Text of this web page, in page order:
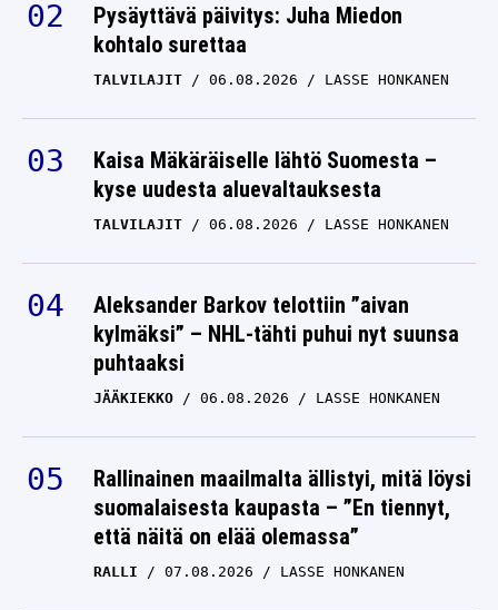
Pysäyttävä päivitys: Juha Miedon
kohtalo surettaa
TALVILAJIT 06.08.2026 LASSE HONKANEN
Kaisa Mäkäräiselle lähtö Suomesta –
kyse uudesta aluevaltauksesta
TALVILAJIT 06.08.2026 LASSE HONKANEN
Aleksander Barkov telottiin ”aivan
kylmäksi” – NHL-tähti puhui nyt suunsa
puhtaaksi
JÄÄKIEKKO 06.08.2026 LASSE HONKANEN
Rallinainen maailmalta ällistyi, mitä löysi
suomalaisesta kaupasta – ”En tiennyt,
että näitä on elää olemassa”
RALLI 07.08.2026 LASSE HONKANEN